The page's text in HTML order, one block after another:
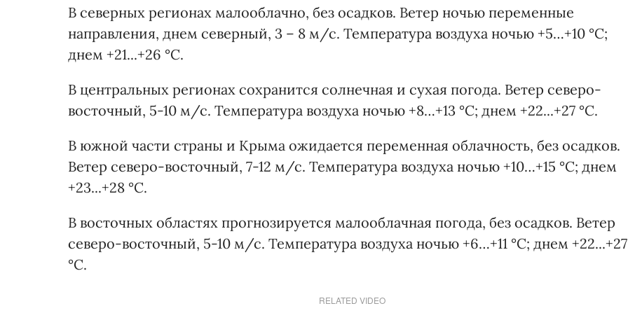
В северных регионах малооблачно, без осадков. Ветер ночью переменные
направления, днем северный, 3 – 8 м/с. Температура воздуха ночью +5…+10 °С;
днем +21...+26 °С.
В центральных регионах сохранится солнечная и сухая погода. Ветер северо-
восточный, 5-10 м/с. Температура воздуха ночью +8…+13 °С; днем +22...+27 °С.
В южной части страны и Крыма ожидается переменная облачность, без осадков.
Ветер северо-восточный, 7-12 м/с. Температура воздуха ночью +10…+15 °С; днем
+23...+28 °С.
В восточных областях прогнозируется малооблачная погода, без осадков. Ветер
северо-восточный, 5-10 м/с. Температура воздуха ночью +6…+11 °С; днем +22...+27
°С.
RELATED VIDEO